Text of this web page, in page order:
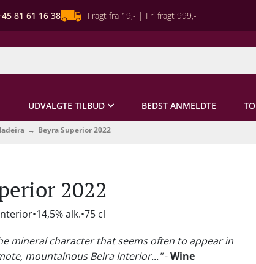
81 61 16 38 Fragt fra 19,- | Fri fragt 999,-
UDVALGTE TILBUD BEDST ANMELDTE
Beyra Superior 2022
2022
14,5% alk. 75 cl
mineral character that seems often to appear in
mountainous Beira Interior..."-Wine